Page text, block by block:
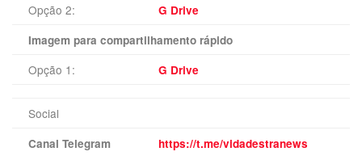
Opção 2:
G Drive
Imagem para compartilhamento rápido
Opção 1: G Drive
Social
Canal Telegram https://t.me/vidadestranews